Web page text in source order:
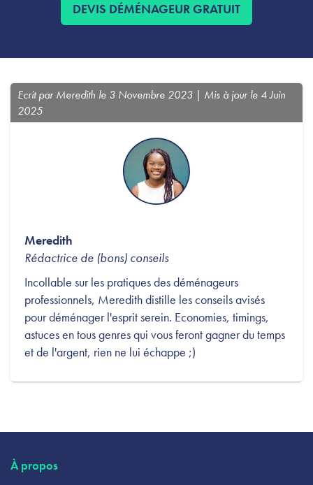
DEVIS DÉMÉNAGEUR GRATUIT
Ecrit par Meredith le 3 Novembre 2023 | Mis à jour le 4 Juin
2025
Meredith
Rédactrice de (bons) conseils
Incollable sur les pratiques des déménageurs
professionnels, Meredith distille les conseils avisés
pour déménager l'esprit serein. Economies, timings,
astuces en tous genres qui vous feront gagner du temps
et de l'argent, rien ne lui échappe ;)
À propos